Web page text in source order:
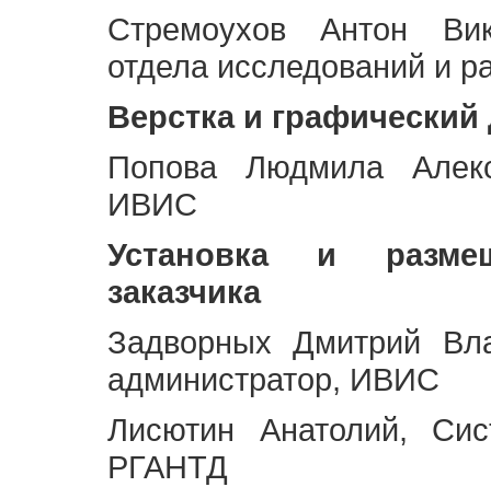
Стремоухов Антон
отдела исследований и
Верстка и графический
Попова Людмила
ИВИС
Установка и
заказчика
Задворных Дмитрий
администратор, ИВИС
Лисютин Анатолий,
РГАНТД